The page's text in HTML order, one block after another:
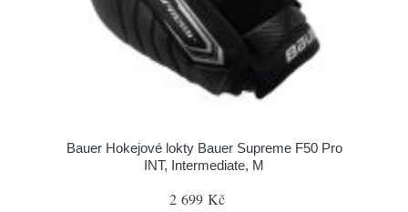
Bauer Hokejové lokty Bauer Supreme F50 Pro
INT, Intermediate, M
2 699 Kč